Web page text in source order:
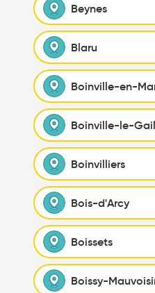
Beynes
Blaru
Boinville-en-
Boinville-le-
Boinvilliers
Bois-d'Arcy
Boissets
Boissy-